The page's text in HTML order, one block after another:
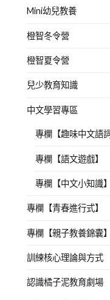
Mini幼兒教養
橙智冬令營
橙智夏令營
兒少教育知識
中文學習專區
專欄【趣味中文語詞
專欄【語文遊戲】
專欄【中文小知識】
專欄【青春進行式】
專欄【親子教養錦囊】
訓練核心理論與方式
認識橘子泥教育劇場